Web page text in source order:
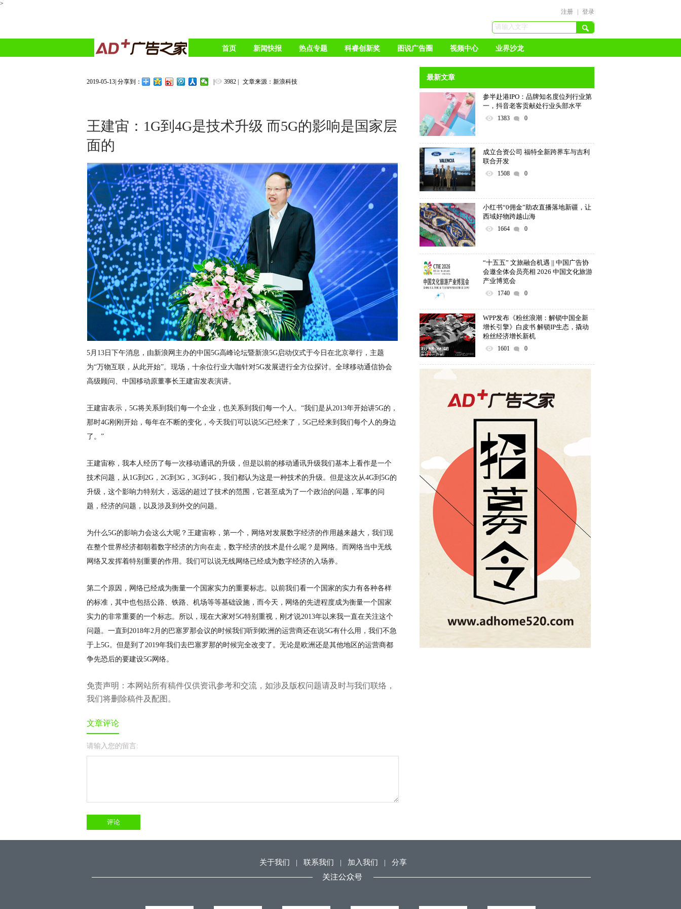
>
注册
登录
首页 新闻快报 热点专题 科睿创新奖 图说广告圈 视频中心 业界沙龙
2019-05-13| 分享到： | 3982 | 文章来源：新浪科技
王建宙：1G到4G是技术升级 而5G的影响是国家层
面的
5月13日下午消息，由新浪网主办的中国5G高峰论坛暨新浪5G启动仪式于今日在北京举行，主题
为“万物互联，从此开始”。现场，十余位行业大咖针对5G发展进行全方位探讨。全球移动通信协会
高级顾问、中国移动原董事长王建宙发表演讲。
王建宙表示， 5G将关系到我们每一个企业，也关系到我们每一个人。“我们是从2013年开始讲5G的，
那时4G刚刚开始，每年在不断的变化，今天我们可以说5G已经来了，5G已经来到我们每个人的身边
了。”
王建宙称，我本人经历了每一次移动通讯的升级，但是以前的移动通讯升级我们基本上看作是一个
技术问题，从1G到2G，2G到3G，3G到4G，我们都认为这是一种技术的升级。但是这次从4G到5G的
升级，这个影响力特别大，远远的超过了技术的范围，它甚至成为了一个政治的问题，军事的问
题，经济的问题，以及涉及到外交的问题。
为什么5G的影响力会这么大呢？王建宙称，第一个，网络对发展数字经济的作用越来越大，我们现
在整个世界经济都朝着数字经济的方向在走，数字经济的技术是什么呢？是网络。而网络当中无线
网络又发挥着特别重要的作用。我们可以说无线网络已经成为数字经济的入场券。
第二个原因，网络已经成为衡量一个国家实力的重要标志。以前我们看一个国家的实力有各种各样
的标准，其中也包括公路、铁路、机场等等基础设施，而今天，网络的先进程度成为衡量一个国家
实力的非常重要的一个标志。所以，现在大家对5G特别重视，刚才说2013年以来我一直在关注这个
问题。一直到2018年2月的巴塞罗那会议的时候我们听到欧洲的运营商还在说5G有什么用，我们不急
于上5G。但是到了2019年我们去巴塞罗那的时候完全改变了。无论是欧洲还是其他地区的运营商都
争先恐后的要建设5G网络。
免责声明：本网站所有稿件仅供资讯参考和交流，如涉及版权问题请及时与我们联络，
我们将删除稿件及配图。
文章评论
请输入您的留言:
最新文章
参半赴港IPO：品牌知名度位列行业第
一，抖音老客贡献处行业头部水平
1383 0
成立合资公司 福特全新跨界车与吉利
联合开发
1508 0
小红书“0佣金”助农直播落地新疆，让
西域好物跨越山海
1664 0
“十五五” 文旅融合机遇 || 中国广告协
会邀全体会员亮相 2026 中国文化旅游
产业博览会
1740 0
WPP发布《粉丝浪潮：解锁中国全新
增长引擎》白皮书 解锁IP生态，撬动
粉丝经济增长新机
1601 0
关于我们 | 联系我们 | 加入我们 | 分享